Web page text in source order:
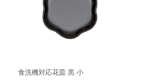
食洗機対応花皿 黒 小